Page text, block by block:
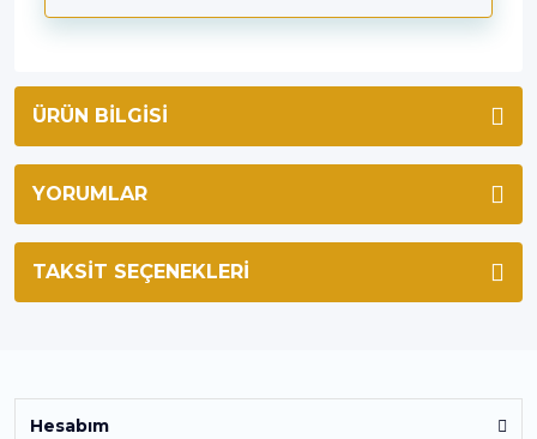
ÜRÜN BILGISI
YORUMLAR
TAKSIT SEÇENEKLERI
Hesabım